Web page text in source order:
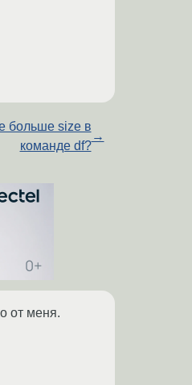
больше size в
команде df?
→
от меня.